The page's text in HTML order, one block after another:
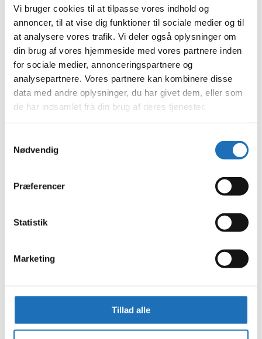
Vi bruger cookies til at tilpasse vores indhold og
annoncer, til at vise dig funktioner til sociale medier og til
at analysere vores trafik. Vi deler også oplysninger om
din brug af vores hjemmeside med vores partnere inden
for sociale medier, annonceringspartnere og
analysepartnere. Vores partnere kan kombinere disse
data med andre oplysninger, du har givet dem, eller som
de har indsamlet fra din brug af deres tjenester.
Nødvendig
Præferencer
Statistik
Marketing
Tillad alle
juni 2023
maj 2023
april 2023
februar 2023
januar 2023
december 2022
november 2022
oktober 2022
september 2022
august 2022
juli 2022
juni 2022
marts 2022
december 2021
september 2021
august 2021
maj 2021
november 2020
oktober 2020